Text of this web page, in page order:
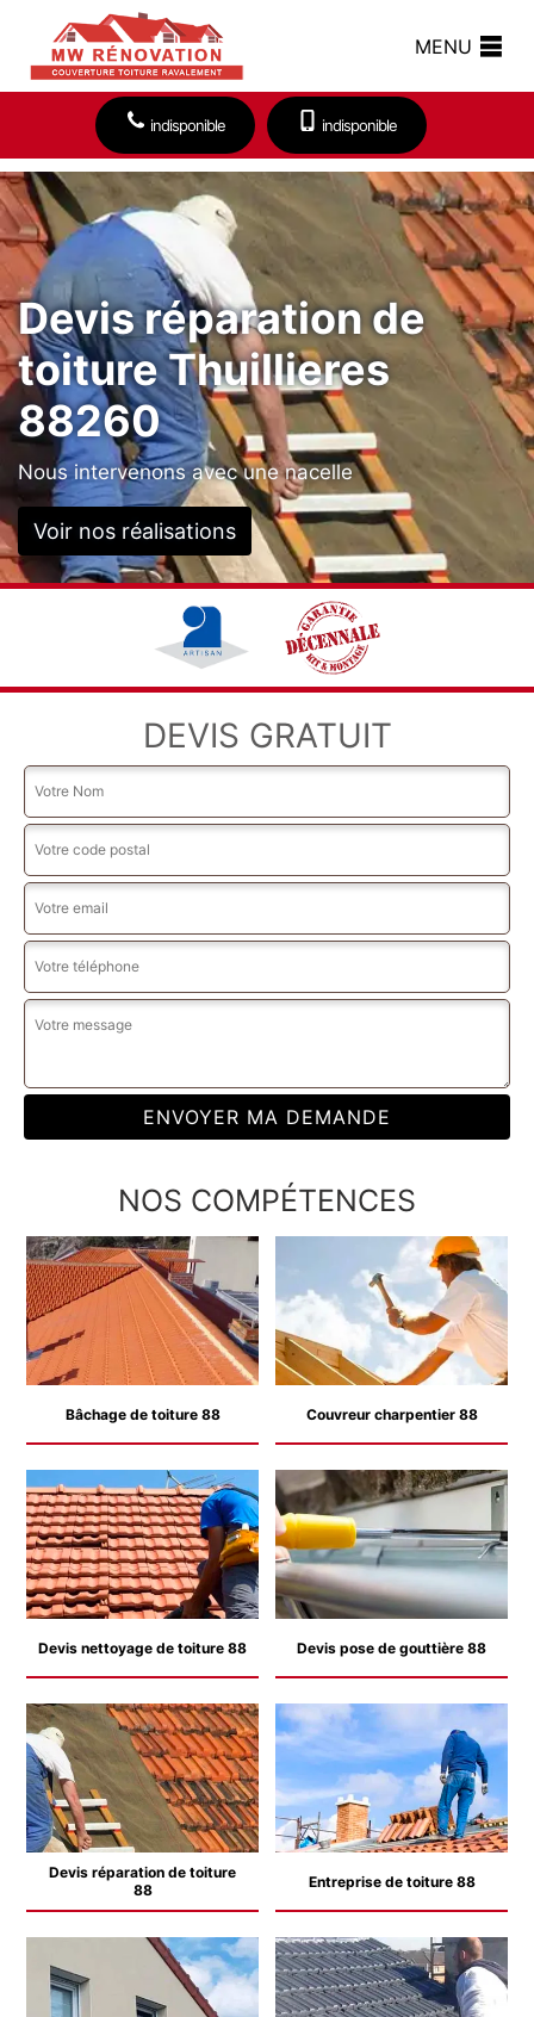
MENU
indisponible indisponible
Devis réparation de
toiture Thuillieres
88260
Nous intervenons avec une nacelle
Voir nos réalisations
DEVIS GRATUIT
NOS COMPÉTENCES
Bâchage de toiture 88 Couvreur charpentier 88
Devis nettoyage de toiture 88 Devis pose de gouttière 88
Devis réparation de toiture
88
Entreprise de toiture 88